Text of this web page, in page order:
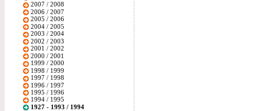
2007 / 2008
2006 / 2007
2005 / 2006
2004 / 2005
2003 / 2004
2002 / 2003
2001 / 2002
2000 / 2001
1999 / 2000
1998 / 1999
1997 / 1998
1996 / 1997
1995 / 1996
1994 / 1995
1927 - 1993 / 1994